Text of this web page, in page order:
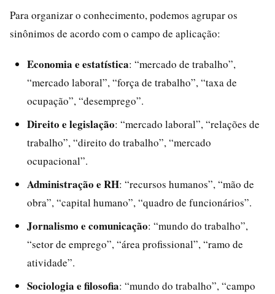
Para organizar o conhecimento, podemos agrupar os
sinônimos de acordo com o campo de aplicação:
Economia e estatística: “mercado de trabalho”,
“mercado laboral”, “força de trabalho”, “taxa de
ocupação”, “desemprego”.
Direito e legislação: “mercado laboral”, “relações de
trabalho”, “direito do trabalho”, “mercado
ocupacional”.
Administração e RH: “recursos humanos”, “mão de
obra”, “capital humano”, “quadro de funcionários”.
Jornalismo e comunicação: “mundo do trabalho”,
“setor de emprego”, “área profissional”, “ramo de
atividade”.
Sociologia e filosofia: “mundo do trabalho”, “campo